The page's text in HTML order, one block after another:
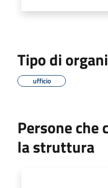
Tipo di
ufficio
Persone che
la struttura